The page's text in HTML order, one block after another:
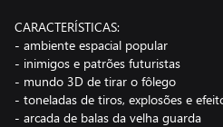
CARACTERÍSTICAS:
- ambiente espacial popular
- inimigos e patrões futuristas
- mundo 3D de tirar o fôlego
- toneladas de tiros, explosões e
- arcada de balas da velha guarda